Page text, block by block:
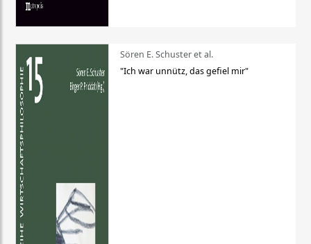
Sören E. Schuster et al.
"Ich war unnütz, das gefiel mir"